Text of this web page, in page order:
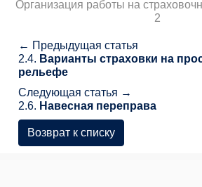
Организация работы на
2
← Предыдущая статья
2.4. Варианты страховки на
рельефе
Следующая статья →
2.6. Навесная переправа
Возврат к списку